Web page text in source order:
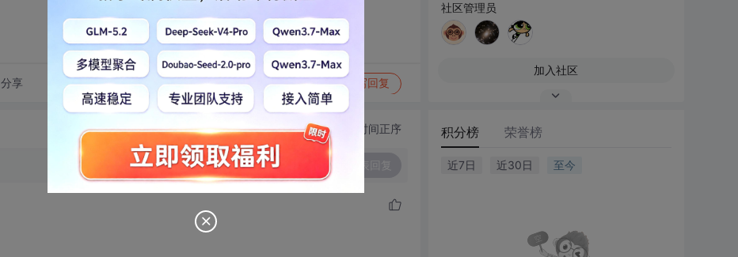
分享 转发到动态 举报 写回复
切换为时间正序
社区管理员
加入社区
积分榜 荣誉榜
近7日 近30日 至今